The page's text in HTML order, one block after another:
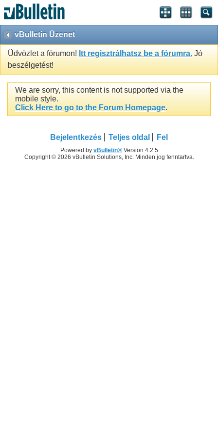
vBulletin Üzenet
Üdvözlet a fórumon! Itt regisztrálhatsz be a fórumra. Jó
beszélgetést!
We are sorry, this content is not supported via the
mobile style.
Click Here to go to the Forum Homepage.
Bejelentkezés Teljes oldal Fel
Powered by vBulletin®Version 4.2.5
Copyright © 2026 vBulletin Solutions, Inc. Minden jog fenntartva.